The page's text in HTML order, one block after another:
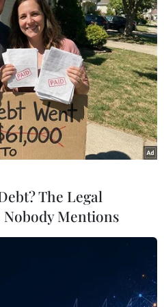
người nghèo và thất
báo động gây ảnh
đời sống của người dân
.
(TTXVN/Vietnam+)
The Legal
Mentions